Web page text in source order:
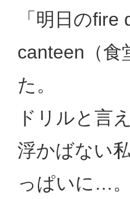
「明日の
canteen（食
た。
ドリルと言
浮かばない
っぱいに…。